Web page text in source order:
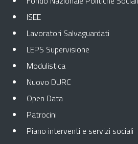
ISEE
Lavoratori Salvaguardati
LEPS Supervisione
Modulistica
Nuovo DURC
Open Data
Patrocini
Piano interventi e servizi sociali